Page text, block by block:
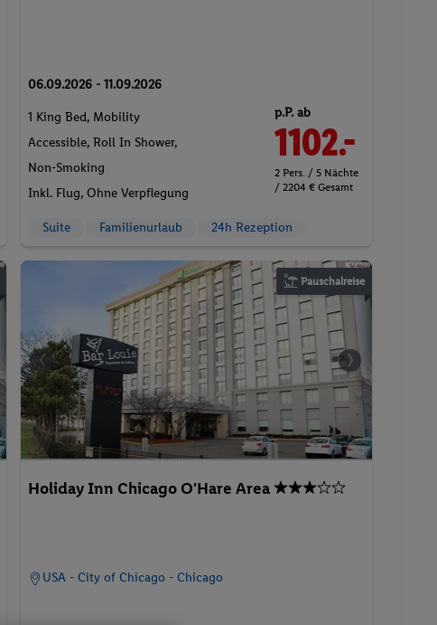
06.09.2026 - 11.09.2026
1 King Bed, Mobility
Accessible, Roll In Shower,
Non-Smoking
Inkl. Flug, Ohne Verpflegung
p.P. ab
1102.-
2 Pers. / 5 Nächte
/ 2204 € Gesamt
Suite Familienurlaub 24h Rezeption
Pauschalreise
Holiday Inn Chicago O'Hare Area
USA - City of Chicago - Chicago